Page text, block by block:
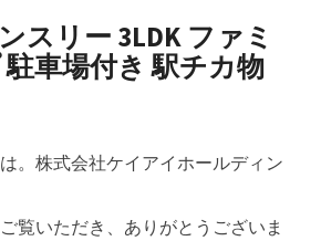
スリー 3LDK ファミ
車場付き 駅チカ物
。株式会社ケイアイホールディン
覧いただき、ありがとうございま